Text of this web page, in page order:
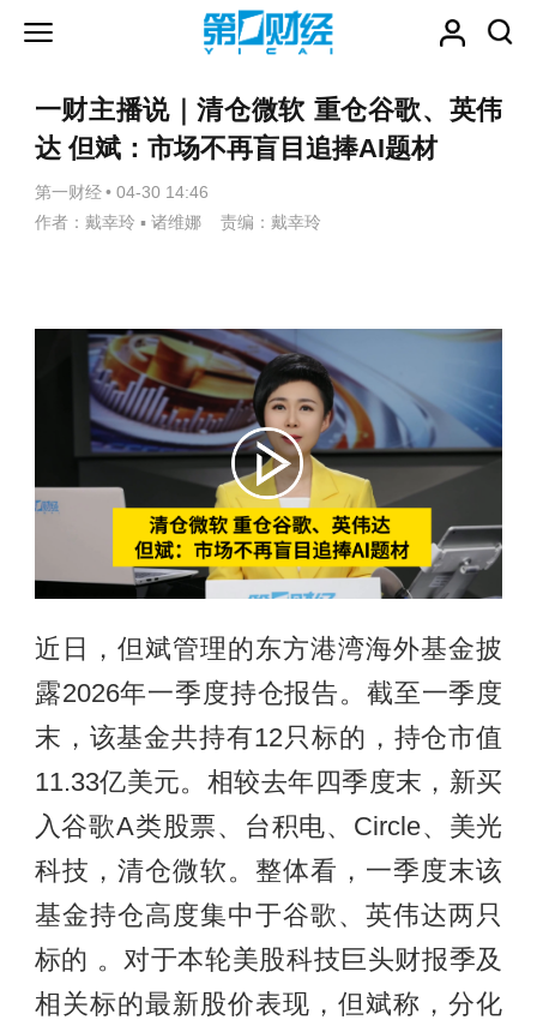
一财主播说｜清仓微软 重仓谷歌、英伟
达 但斌：市场不再盲目追捧AI题材
第一财经 • 04-30 14:46
作者：戴幸玲 ▪ 诸维娜 责编：戴幸玲
近日，但斌管理的东方港湾海外基金披
露2026年一季度持仓报告。截至一季度
末，该基金共持有12只标的，持仓市值
11.33亿美元。相较去年四季度末，新买
入谷歌A类股票、台积电、Circle、美光
科技，清仓微软。整体看，一季度末该
基金持仓高度集中于谷歌、英伟达两只
标的 。对于本轮美股科技巨头财报季及
相关标的最新股价表现，但斌称，分化